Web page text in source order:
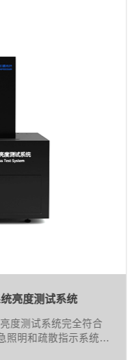
亮度测试系统
度测试系统完全符合
照明和疏散指示系统的